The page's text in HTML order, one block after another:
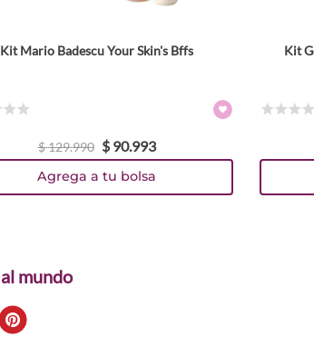
Kit Mario Badescu Your Skin's Bffs
$129.990 $ 90.993
Agrega a tu bolsa
Kit